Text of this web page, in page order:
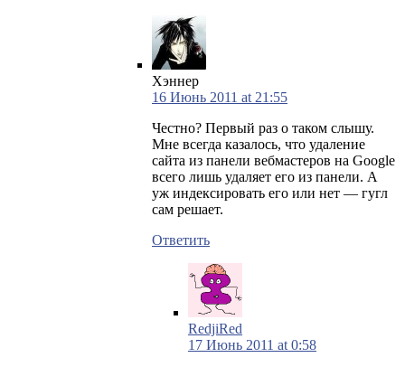
Хэннер
16 Июнь 2011 at 21:55
Честно? Первый раз о таком слышу.
Мне всегда казалось, что удаление
сайта из панели вебмастеров на Google
всего лишь удаляет его из панели. А
уж индексировать его или нет — гугл
сам решает.
Ответить
RedjiRed
17 Июнь 2011 at 0:58